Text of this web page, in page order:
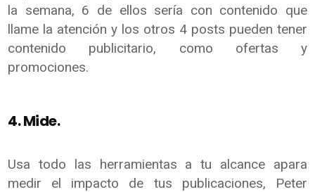
la semana, 6 de ellos sería con contenido que
llame la atención y los otros 4 posts pueden tener
contenido publicitario, como ofertas y
promociones.
4. Mide.
Usa todo las herramientas a tu alcance apara
medir el impacto de tus publicaciones, Peter